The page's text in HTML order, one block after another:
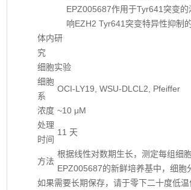
EPZ005687作用于Tyr641突变
响EZH2 Tyr641突变特异性抑制的
体内研
究
细胞实验
细胞
系
OCI-LY19, WSU-DLCL2, Pfeiffer
浓度 ~10 μM
处理
时间
11 天
方法
根据线性对数期生长，测定每组细
EPZ005687的新鲜培养基中，细胞
如果需要长期保存，请于零下二十度低温